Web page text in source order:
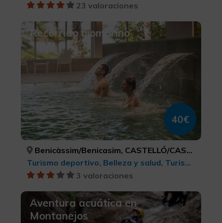
23 valoraciones
Recorrido biomarino
40€
Benicàssim/Benicasim, CASTELLÓ/CASTELLÓN
Turismo deportivo, Belleza y salud, Turismo de ocio y diversión, Turismo activo-aventura
3 valoraciones
Aventura acuática en
Montanejos